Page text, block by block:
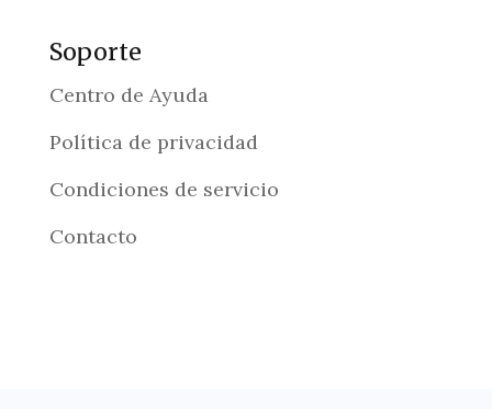
Soporte
Centro de Ayuda
Política de privacidad
Condiciones de servicio
Contacto